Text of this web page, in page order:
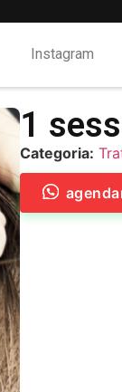
Instagram
1
Categoria: